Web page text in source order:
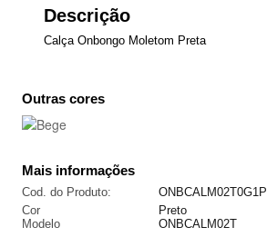
Descrição
Calça Onbongo Moletom Preta
Outras cores
Mais informações
Cod. do Produto:
ONBCALM02T0G1P
Cor
Preto
Modelo
ONBCALM02T